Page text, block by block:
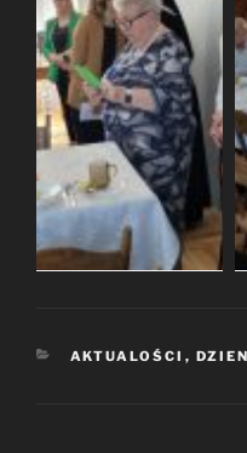
KATEGORIE
AKTUALOŚCI ,